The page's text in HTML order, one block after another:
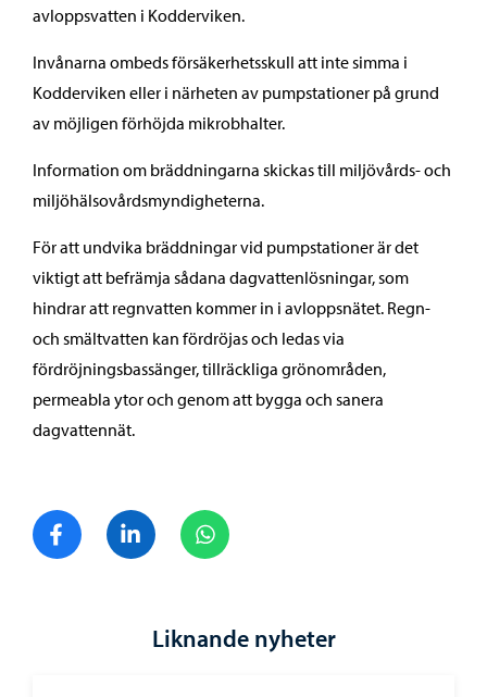
avloppsvatten i Kodderviken.
Invånarna ombeds försäkerhetsskull att inte simma i
Kodderviken eller i närheten av pumpstationer på grund
av möjligen förhöjda mikrobhalter.
Information om bräddningarna skickas till miljövårds- och
miljöhälsovårdsmyndigheterna.
För att undvika bräddningar vid pumpstationer är det
viktigt att befrämja sådana dagvattenlösningar, som
hindrar att regnvatten kommer in i avloppsnätet. Regn-
och smältvatten kan fördröjas och ledas via
fördröjningsbassänger, tillräckliga grönområden,
permeabla ytor och genom att bygga och sanera
dagvattennät.
Dela på FacebookDela på LinkedIn
Liknande nyheter